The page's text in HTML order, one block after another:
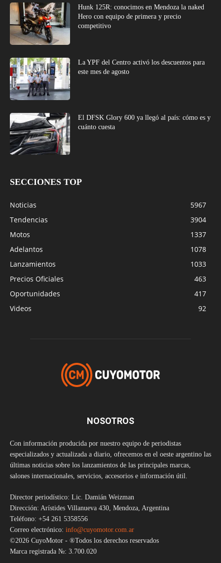
Hunk 125R: conocimos en Mendoza la naked
Hero con equipo de primera y precio
competitivo
La YPF del Centro activó los descuentos para
este mes de agosto
El DFSK Glory 600 ya llegó al país: cómo es y
cuánto cuesta
SECCIONES TOP
Noticias
5967
Tendencias
3904
Motos
1337
Adelantos
1078
Lanzamientos
1033
Precios Oficiales
463
Oportunidades
417
Videos
92
NOSOTROS
Con información producida por nuestro equipo de periodistas
especializados y actualizada a diario, ofrecemos en el oeste argentino las
últimas noticias sobre los lanzamientos de las principales marcas,
salones internacionales, servicios, accesorios e información útil.
Director periodístico: Lic. Damián Weizman
Dirección: Arístides Villanueva 430, Mendoza, Argentina
Teléfono: +54 261 5358556
Correo electrónico: info@cuyomotor.com.ar
©2026 CuyoMotor - ®Todos los derechos reservados
Marca registrada №: 3.700.020